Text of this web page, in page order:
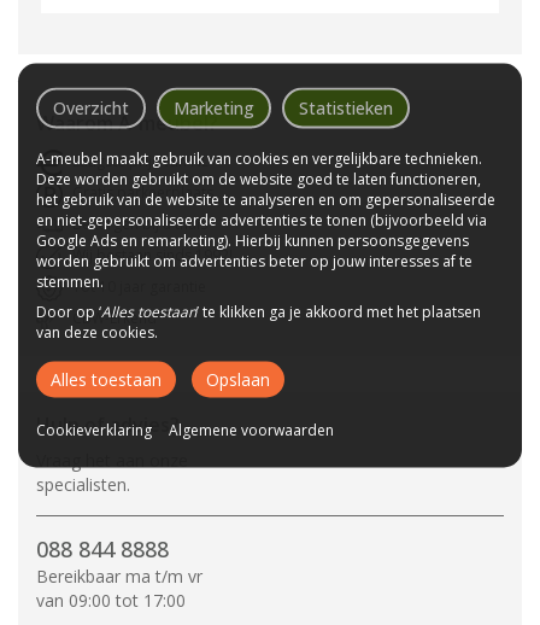
WaaromA-meubel?
Laagste prijs van NL
Gratis parkeerplaats
Bezorgen bij u thuis
Wij bestaan sinds 1992!
Tot 10 jaar garantie
CBW-Erkend
Hulp of advies?
specialisten.
088 844 8888
Bereikbaar ma t/m vr
van 09:00 tot 17:00
Overzicht Marketing Statistieken
A-meubel maakt gebruik van cookies en vergelijkbare technieken.
Deze worden gebruikt om de website goed te laten functioneren,
het gebruik van de website te analyseren en om gepersonaliseerde
en niet-gepersonaliseerde advertenties te tonen (bijvoorbeeld via
Google Ads en remarketing). Hierbij kunnen persoonsgegevens
worden gebruikt om advertenties beter op jouw interesses af te
stemmen.
Door op ‘Alles toestaan’ te klikken ga je akkoord met het plaatsen
van deze cookies.
Alles toestaan Opslaan
Cookieverklaring Algemene voorwaarden